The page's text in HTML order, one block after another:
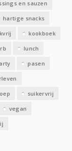
en sauzen
hartige snacks
kookboek
lunch
pasen
suikervrij
vegan